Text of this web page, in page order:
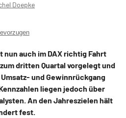
Doepke
nun auch im DAX richtig Fahrt
dritten Quartal vorgelegt und
und Gewinnrückgang
liegen jedoch über
An den Jahreszielen hält
fest.